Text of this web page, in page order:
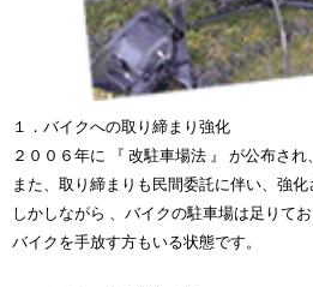
１．バイクへの取り締まり強化
２００６年に 『 改駐車場法 』 が公布され
また、取り締まりも民間委託に伴い、強化
しかしながら 、バイクの駐車場は足りて
バイクを手放す方もいる状態です。